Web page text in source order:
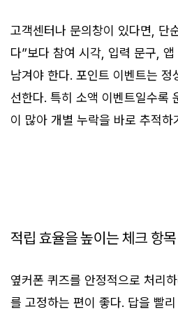
고객센터나 문의창이 있다면, 단
다”보다 참여 시각, 입력 문구,
남겨야 한다. 포인트 이벤트는 정
선한다. 특히 소액 이벤트일수록
이 많아 개별 누락을 바로 추적하
적립 효율을 높이는 체크 항목
옆커폰 퀴즈를 안정적으로 처리
를 고정하는 편이 좋다. 답을 빨